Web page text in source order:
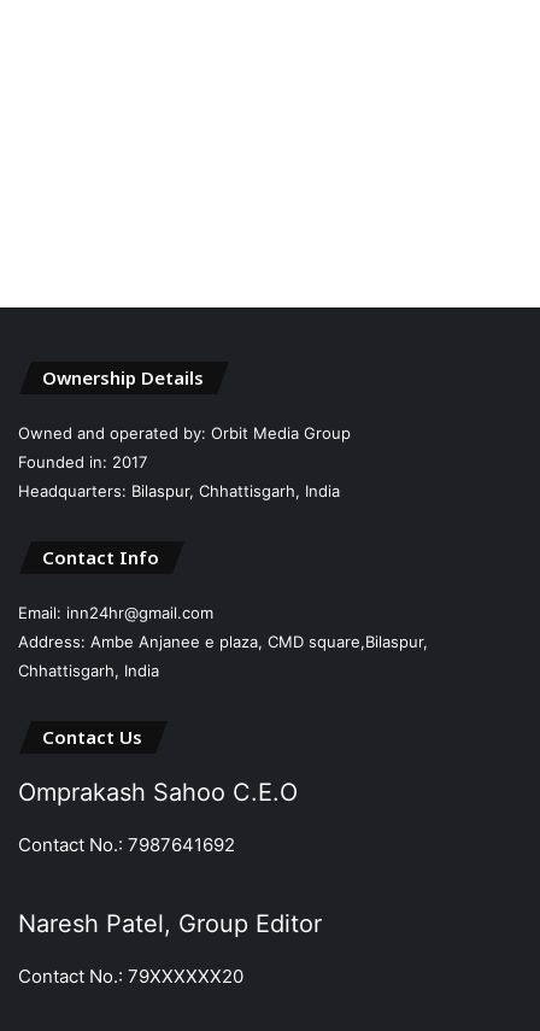
Ownership Details
Owned and operated by: Orbit Media Group
Founded in: 2017
Headquarters: Bilaspur, Chhattisgarh, India
Contact Info
Email: inn24hr@gmail.com
Address: Ambe Anjanee e plaza, CMD square,Bilaspur,
Chhattisgarh, India
Contact Us
Omprakash Sahoo C.E.O
Contact No.: 7987641692
Naresh Patel, Group Editor
Contact No.: 79XXXXXX20